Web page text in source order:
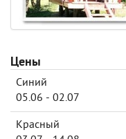
Цены
Синий
05.06 - 02.07
Красный